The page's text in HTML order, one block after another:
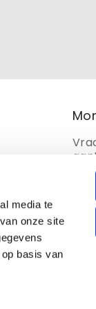
media te
onze site
basis van
aan!